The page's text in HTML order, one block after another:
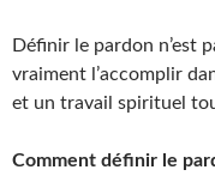
Définir le pardon n’est
vraiment l’accomplir
et un travail spirituel
Comment définir le